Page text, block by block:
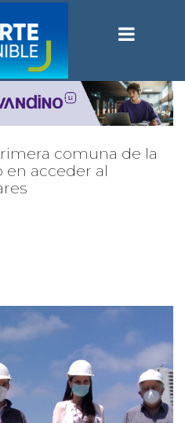
comuna de la
en acceder al